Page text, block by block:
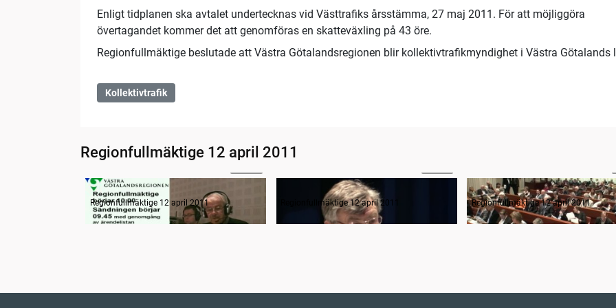
Enligt tidplanen ska avtalet undertecknas vid Västtrafiks årsstämma, 27 maj 2011. För att möjliggöra
övertagandet kommer det att genomföras en skatteväxling på 43 öre.
Regionfullmäktige beslutade att Västra Götalandsregionen blir kollektivtrafikmyndighet i Västra Götalands
Kollektivtrafik
Regionfullmäktige 12 april 2011
Radion informerar
Regionfullmäktige 12 april 2011
Sammanträdets öppnande
Regionfullmäktige 12 april 2011 Regionfullmäktige 12 april 2011